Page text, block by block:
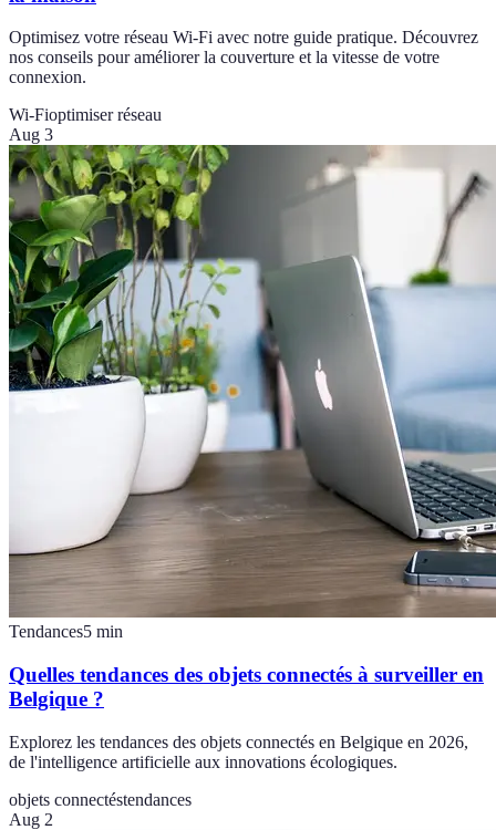
Optimisez votre réseau Wi-Fi avec notre guide pratique. Découvrez
nos conseils pour améliorer la couverture et la vitesse de votre
connexion.
Wi-Fioptimiser réseau
Aug 3
Tendances5 min
Quelles tendances des objets connectés à surveiller en
Belgique ?
Explorez les tendances des objets connectés en Belgique en 2026,
de l'intelligence artificielle aux innovations écologiques.
objets connectéstendances
Aug 2